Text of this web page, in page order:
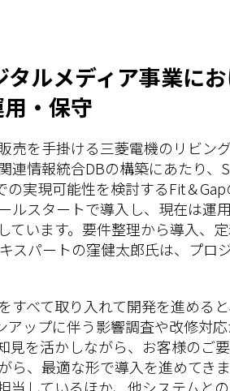
ルメディア事業に
・保守
売を手掛ける三菱電機のリビン
連情報統合DBの構築にあたり
実現可能性を検討するFit＆
ルスタートで導入し、現在は運
ています。要件整理から導入、
スパートの窪健太郎氏は、プロ
すべて取り入れて開発を進める
アップに伴う影響調査や改修対
見を活かしながら、お客様のご
ら、最適な形で導入を進めてき